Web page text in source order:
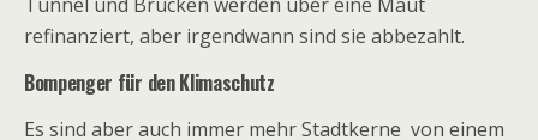
refinanziert, aber irgendwann sind sie abbezahlt.
Bompenger für den Klimaschutz
Es sind aber auch immer mehr Stadtkerne von einem